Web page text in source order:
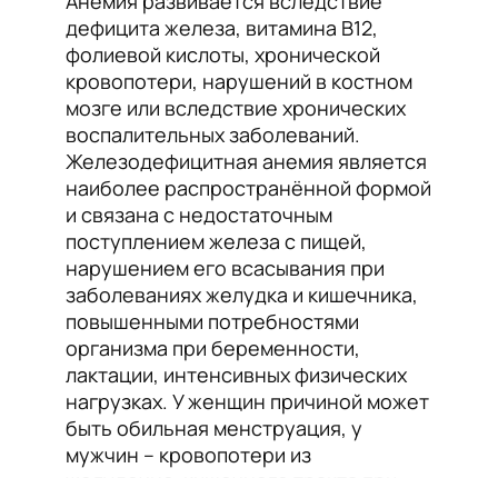
дефицита железа, витамина B12,
фолиевой кислоты, хронической
кровопотери, нарушений в костном
мозге или вследствие хронических
воспалительных заболеваний.
Железодефицитная анемия является
наиболее распространённой формой
и связана с недостаточным
поступлением железа с пищей,
нарушением его всасывания при
заболеваниях желудка и кишечника,
повышенными потребностями
организма при беременности,
лактации, интенсивных физических
нагрузках. У женщин причиной может
быть обильная менструация, у
мужчин – кровопотери из